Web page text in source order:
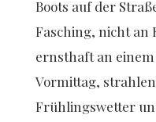
Boots auf der
Fasching, nicht an
ernsthaft an einem
Vormittag,
Frühlingswetter